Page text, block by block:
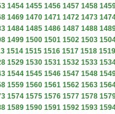
1454 1455 1456 1457 1458
1469 1470 1471 1472 1473
1484 1485 1486 1487 1488
1499 1500 1501 1502 1503
1514 1515 1516 1517 1518 1519
1529 1530 1531 1532 1533
1544 1545 1546 1547 1548
1559 1560 1561 1562 1563
1574 1575 1576 1577 1578
1589 1590 1591 1592 1593